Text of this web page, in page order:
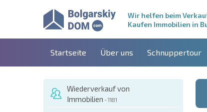
Wir helfen beim
Kaufen Immobilien in
Startseite Über uns Schnuppertour
Wiederverkauf von
Immobilien - 1181